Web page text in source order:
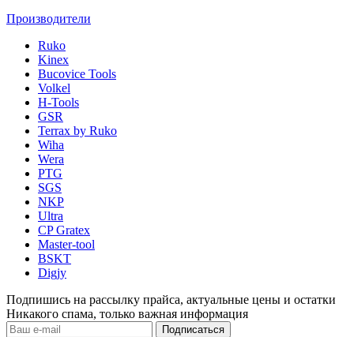
Производители
Ruko
Kinex
Bucovice Tools
Volkel
H-Tools
GSR
Terrax by Ruko
Wiha
Wera
PTG
SGS
NKP
Ultra
CP Gratex
Master-tool
BSKT
Digjy
Подпишись на рассылку прайса, актуальные цены и остатки
Никакого спама, только важная информация
Подписаться